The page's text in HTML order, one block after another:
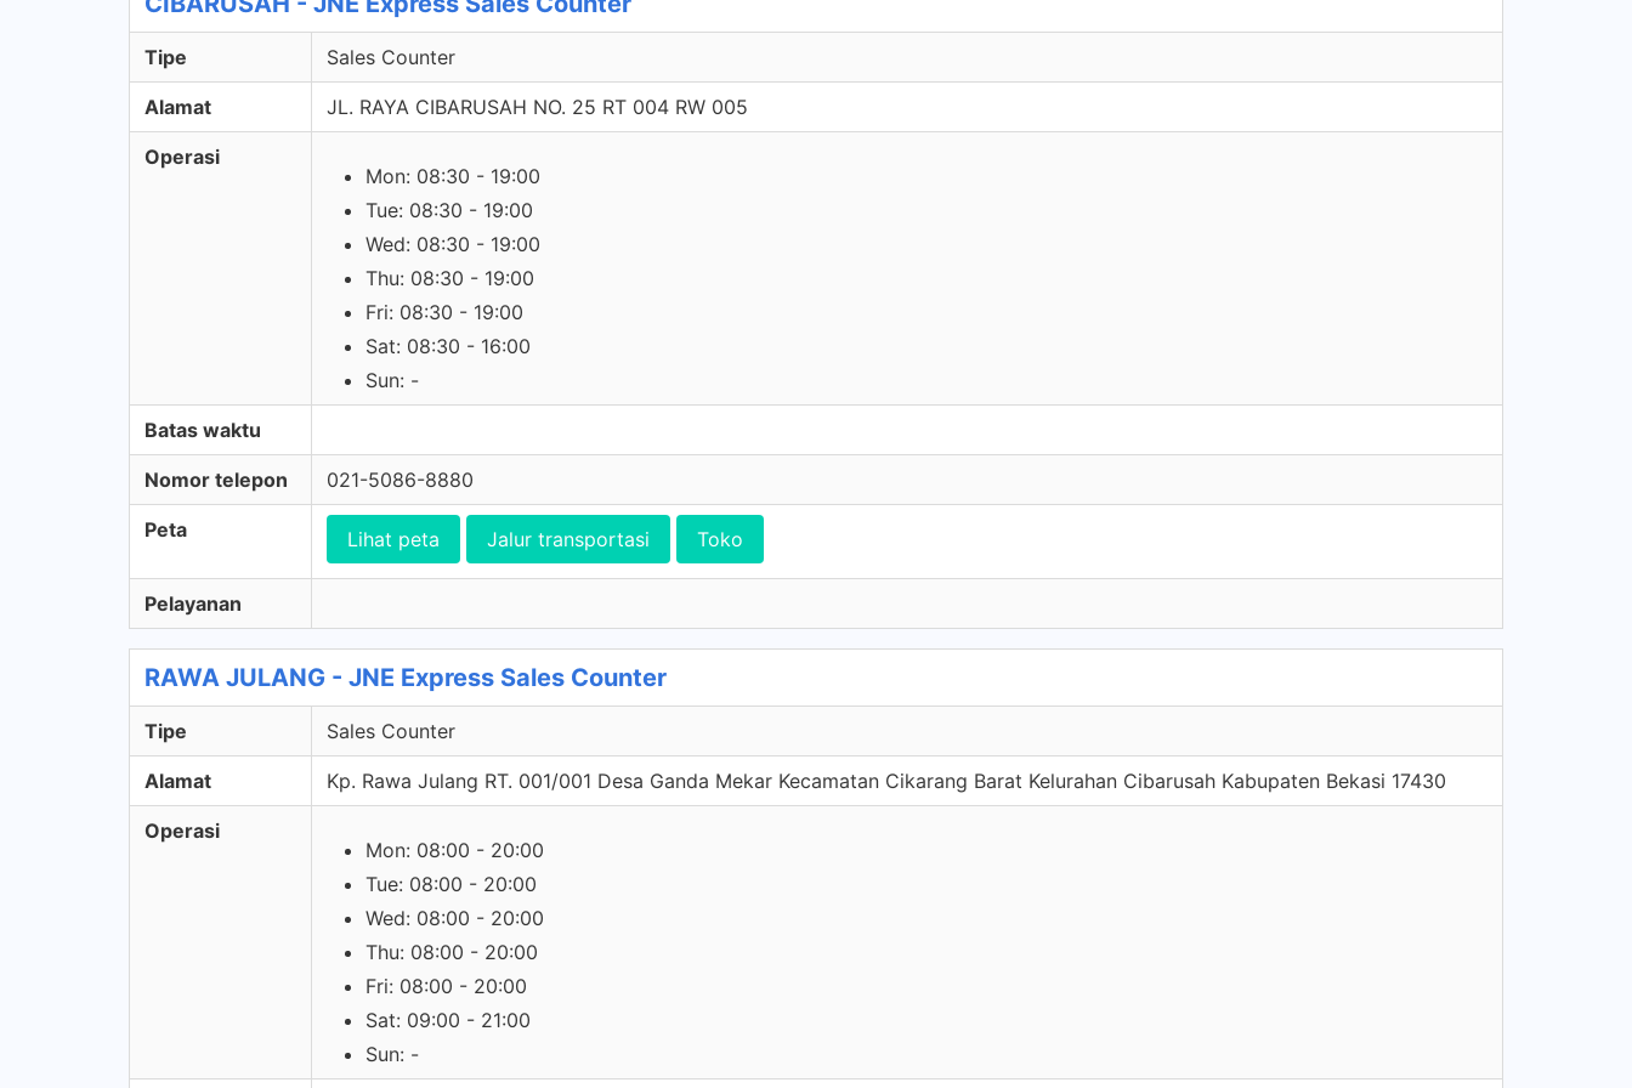
Tipe Sales Counter
Alamat JL. RAYA CIBARUSAH NO. 25 RT 004 RW 005
Operasi
Mon: 08:30 - 19:00
Tue: 08:30 - 19:00
Wed: 08:30 - 19:00
Thu: 08:30 - 19:00
Fri: 08:30 - 19:00
Sat: 08:30 - 16:00
Sun: -
Batas waktu
Nomor telepon 021-5086-8880
Peta Lihat peta Jalur transportasi Toko
Pelayanan
RAWA JULANG - JNE Express Sales Counter
Tipe Sales Counter
Alamat Kp. Rawa Julang RT. 001/001 Desa Ganda Mekar Kecamatan Cikarang Barat Kelurahan Cibarusah Kabupaten Bekasi 17430
Operasi
Mon: 08:00 - 20:00
Tue: 08:00 - 20:00
Wed: 08:00 - 20:00
Thu: 08:00 - 20:00
Fri: 08:00 - 20:00
Sat: 09:00 - 21:00
Sun: -